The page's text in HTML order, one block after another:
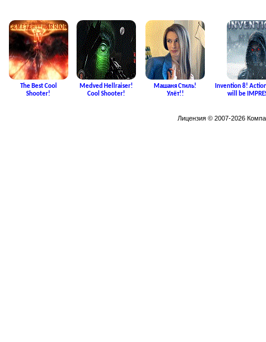
The Best Cool
Shooter!
Medved Hellraiser!
Cool Shooter!
Машаня Стиль!
Улёт!!
Invention 8!
will be
Лицензия © 2007-2026